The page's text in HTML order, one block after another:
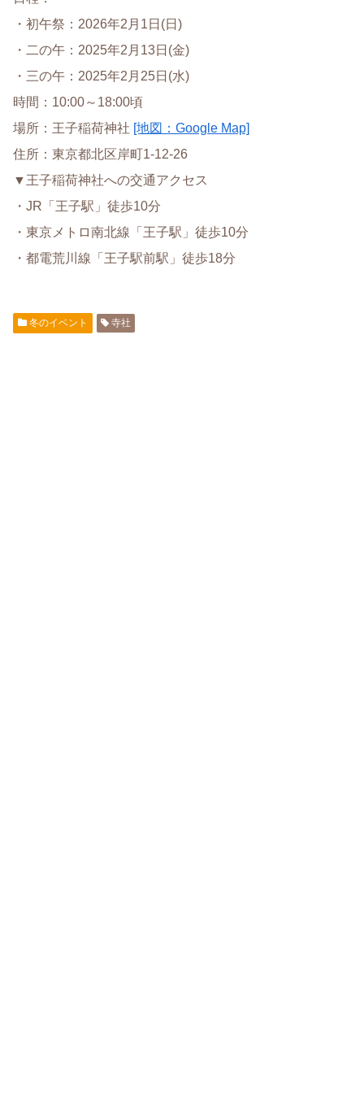
・初午祭：2026年2月1日(日)
・二の午：2025年2月13日(金)
・三の午：2025年2月25日(水)
時間：10:00～18:00頃
場所：王子稲荷神社 [地図：Google Map]
住所：東京都北区岸町1-12-26
▼王子稲荷神社への交通アクセス
・JR「王子駅」徒歩10分
・東京メトロ南北線「王子駅」徒歩10分
・都電荒川線「王子駅前駅」徒歩18分
冬のイベント 寺社